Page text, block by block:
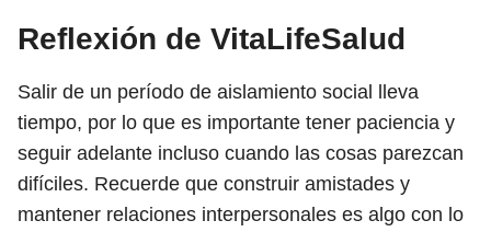
Reflexión de VitaLifeSalud
Salir de un período de aislamiento social lleva
tiempo, por lo que es importante tener paciencia y
seguir adelante incluso cuando las cosas parezcan
difíciles. Recuerde que construir amistades y
mantener relaciones interpersonales es algo con lo